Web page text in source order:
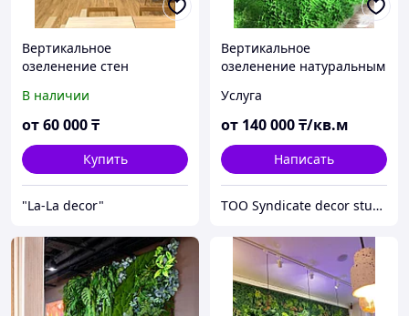
Вертикальное
озеленение стен
В наличии
от60 000₸
Купить
"La-La decor"
Вертикальное
озеленение натуральным
стабилизированных
растений
Услуга
от 140 000₸/кв.м
Написать
TOO Syndicate decor studio